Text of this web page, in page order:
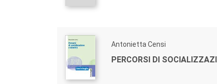
Antonietta Censi
PERCORSI DI